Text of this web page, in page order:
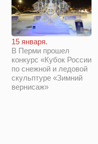
15 января.
В Перми прошел
конкурс «Кубок России
по снежной и ледовой
скульптуре «Зимний
вернисаж»